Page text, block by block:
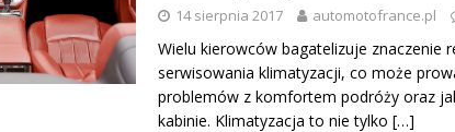
14 sierpnia 2017 automotofrance.pl
Wielu kierowców bagatelizuje znaczenie
serwisowania klimatyzacji, co może
problemów z komfortem podróży oraz
kabinie. Klimatyzacja to nie tylko […]